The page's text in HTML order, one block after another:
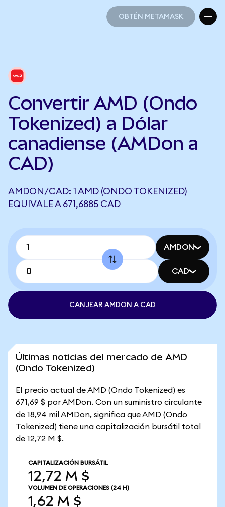
OBTÉN METAMASK
Convertir AMD (Ondo
Tokenized) a Dólar
canadiense (AMDon a
CAD)
AMDON/CAD: 1 AMD (ONDO TOKENIZED)
EQUIVALE A 671,6885 CAD
AMDON
CAD
CANJEAR AMDON A CAD
Últimas noticias del mercado de AMD
(Ondo Tokenized)
El precio actual de AMD (Ondo Tokenized) es
671,69 $ por AMDon. Con un suministro circulante
de 18,94 mil AMDon, significa que AMD (Ondo
Tokenized) tiene una capitalización bursátil total
de 12,72 M $.
CAPITALIZACIÓN BURSÁTIL
12,72 M $
VOLUMEN DE OPERACIONES (24 H)
1,62 M $